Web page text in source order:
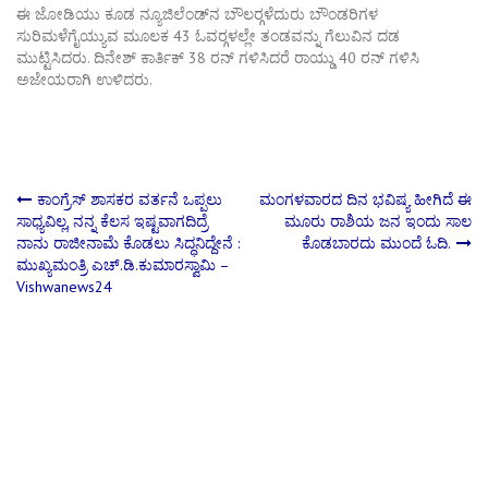
ಈ ಜೋಡಿಯು ಕೂಡ ನ್ಯೂಜಿಲೆಂಡ್‍ನ ಬೌಲರ್‍ಗಳೆದುರು ಬೌಂಡರಿಗಳ
ಸುರಿಮಳೆಗೈಯ್ಯುವ ಮೂಲಕ 43 ಓವರ್‍ಗಳಲ್ಲೇ ತಂಡವನ್ನು ಗೆಲುವಿನ ದಡ
ಮುಟ್ಟಿಸಿದರು. ದಿನೇಶ್ ಕಾರ್ತಿಕ್ 38 ರನ್ ಗಳಿಸಿದರೆ ರಾಯ್ಡು 40 ರನ್ ಗಳಿಸಿ
ಅಜೇಯರಾಗಿ ಉಳಿದರು.
Post
navigation
ಕಾಂಗ್ರೆಸ್ ಶಾಸಕರ ವರ್ತನೆ ಒಪ್ಪಲು
ಸಾಧ್ಯವಿಲ್ಲ, ನನ್ನ ಕೆಲಸ ಇಷ್ಟವಾಗದಿದ್ರೆ
ನಾನು ರಾಜೀನಾಮೆ ಕೊಡಲು ಸಿದ್ಧನಿದ್ದೇನೆ :
ಮುಖ್ಯಮಂತ್ರಿ ಎಚ್.ಡಿ.ಕುಮಾರಸ್ವಾಮಿ –
Vishwanews24
ಮಂಗಳವಾರದ ದಿನ ಭವಿಷ್ಯ ಹೀಗಿದೆ ಈ
ಮೂರು ರಾಶಿಯ ಜನ ಇಂದು ಸಾಲ
ಕೊಡಬಾರದು ಮುಂದೆ ಓದಿ.